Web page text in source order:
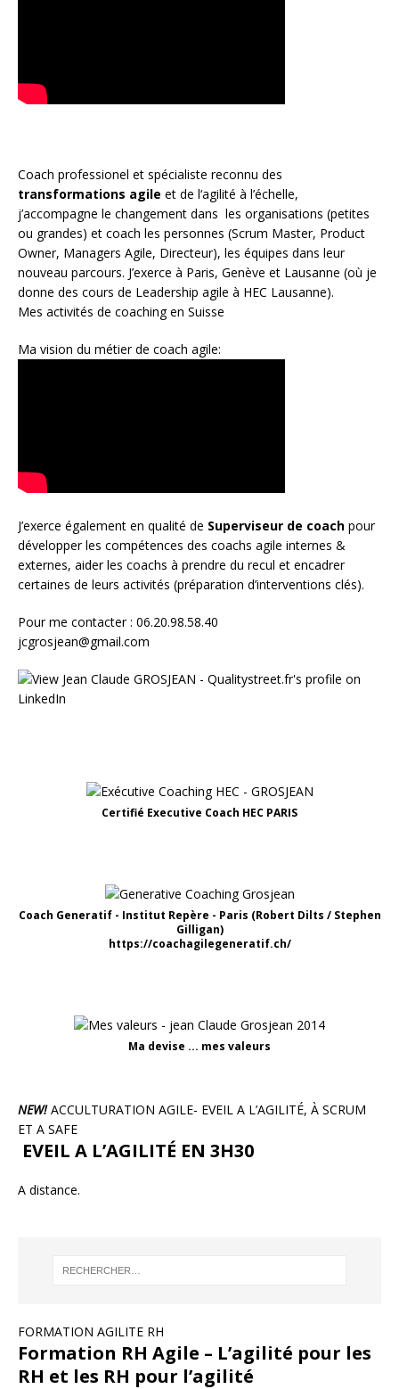
Coach professionel et spécialiste reconnu des
transformations agile et de l‘agilité à l’échelle,
j’accompagne le changement dans les organisations (petites
ou grandes) et coach les personnes (Scrum Master, Product
Owner, Managers Agile, Directeur), les équipes dans leur
nouveau parcours. J’exerce à Paris, Genève et Lausanne (où je
donne des cours de Leadership agile à HEC Lausanne).
Mes activités de coaching en Suisse
Ma vision du métier de coach agile:
J’exerce également en qualité de Superviseur de coach pour
développer les compétences des coachs agile internes &
externes, aider les coachs à prendre du recul et encadrer
certaines de leurs activités (préparation d’interventions clés).
Pour me contacter : 06.20.98.58.40
jcgrosjean@gmail.com
Certifié Executive Coach HEC PARIS
Coach Generatif - Institut Repère - Paris (Robert Dilts / Stephen
Gilligan)
https://coachagilegeneratif.ch/
Ma devise ... mes valeurs
NEW!ACCULTURATION AGILE- EVEIL A L’AGILITÉ, À SCRUM
ET A SAFE
EVEIL A L’AGILITÉ EN 3H30
A distance.
FORMATION AGILITE RH
Formation RH Agile – L’agilité pour les
RH et les RH pour l’agilité